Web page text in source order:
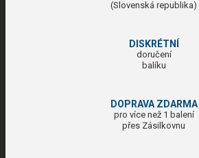
(Slovenská republika)
DISKRÉTNÍ
doručení
balíku
DOPRAVA ZDARMA
pro více než 1 balení
přes Zásilkovnu